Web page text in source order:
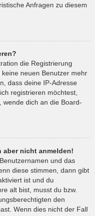
Anfragen zu diesem
die Registrierung
neuen Benutzer mehr
dass deine IP-Adresse
registrieren möchtest,
dich an die Board-
aber nicht anmelden!
und das
diese stimmen, dann gibt
ist und du
alt bist, musst du bzw.
den
Wenn dies nicht der Fall